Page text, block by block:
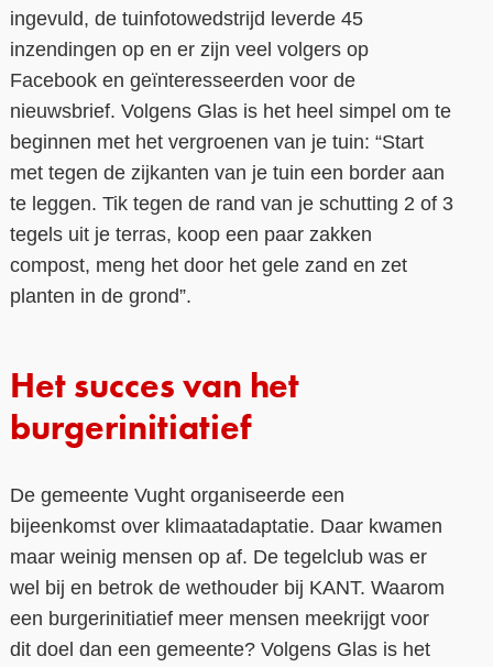
ingevuld, de tuinfotowedstrijd leverde 45
inzendingen op en er zijn veel volgers op
Facebook en geïnteresseerden voor de
nieuwsbrief. Volgens Glas is het heel simpel om te
beginnen met het vergroenen van je tuin: “Start
met tegen de zijkanten van je tuin een border aan
te leggen. Tik tegen de rand van je schutting 2 of 3
tegels uit je terras, koop een paar zakken
compost, meng het door het gele zand en zet
planten in de grond”.
Het succes van het
burgerinitiatief
De gemeente Vught organiseerde een
bijeenkomst over klimaatadaptatie. Daar kwamen
maar weinig mensen op af. De tegelclub was er
wel bij en betrok de wethouder bij KANT. Waarom
een burgerinitiatief meer mensen meekrijgt voor
dit doel dan een gemeente? Volgens Glas is het